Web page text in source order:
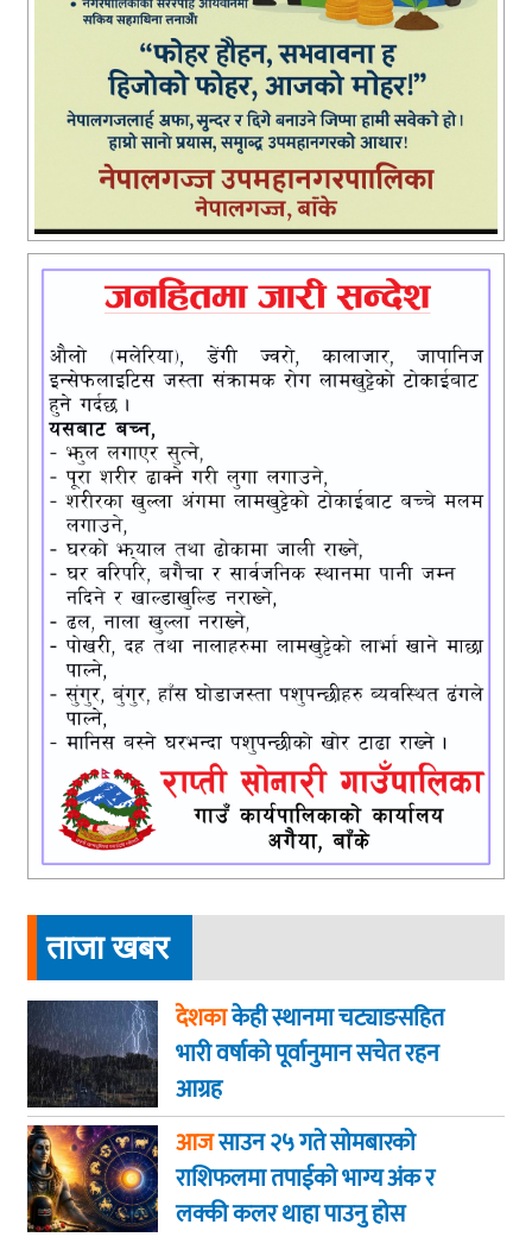
ताजा खबर
देशकाकेही स्थानमा चट्याङसहित
भारी वर्षाको पूर्वानुमान सचेत रहन
आग्रह
आजसाउन २५ गते साेमबारकाे
राशिफलमा तपाईकाे भाग्य अंक र
लक्की कलर थाहा पाउनु हाेस